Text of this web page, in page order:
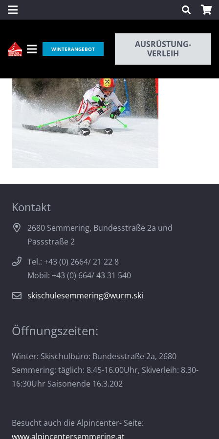
WINTERANGEBOT
AUSRÜSTUNG-
VERLEIH
Kontakt
2680 Semmering, Bundesstraße 2a und
Passstraße 2
Tel.: +43 (0) 2664/ 21 22 8
Mobil: +43 (0) 664/ 43 31 540
skischulesemmering@wurm.ski
Öffnungszeiten:
Winter: Skischulbüro: Bundesstraße 2a, 2680
Semmering: täglich: 8.45-16.00Uhr, Skiverleih: 8.30-
16:30Uhr Saisonende 16.3.202
Besucht auch die Alpincenter- Seite:
www.alpincentersemmering.at